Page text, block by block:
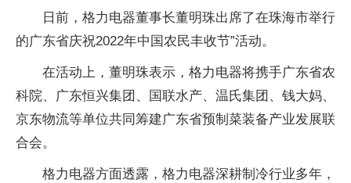
日前，格力电器董事长董明珠出席了在珠海市举行
的广东省庆祝2022年中国农民丰收节”活动。
在活动上，董明珠表示，格力电器将携手广东省农
科院、广东恒兴集团、国联水产、温氏集团、钱大妈、
京东物流等单位共同筹建广东省预制菜装备产业发展联
合会。
格力电器方面透露，格力电器深耕制冷行业多年，